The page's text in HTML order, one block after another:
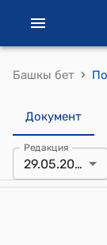
Башкы бет ›
Документ
Редакция
29.05.2024